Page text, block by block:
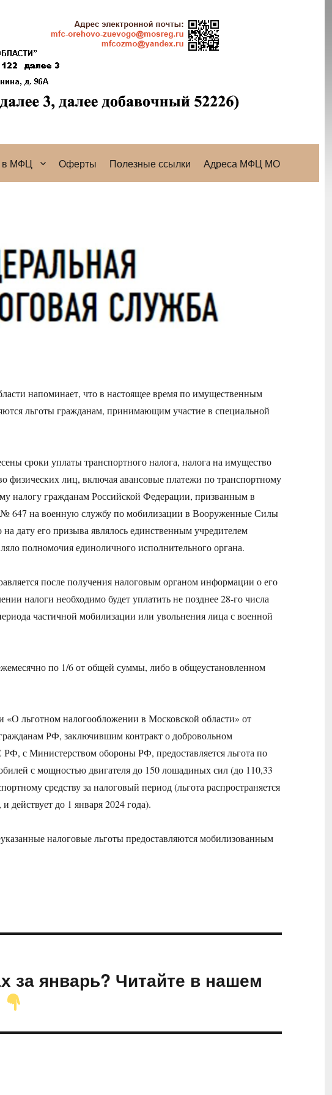
в МФЦ Оферты Полезные ссылки Адреса МФЦ МО
напоминает, что в настоящее время по имущественным
льготы гражданам, принимающим участие в специальной
сроки уплаты транспортного налога, налога на имущество
физических лиц, включая авансовые платежи по транспортному
налогу гражданам Российской Федерации, призванным в
№ 647 на военную службу по мобилизации в Вооруженные Силы
дату его призыва являлось единственным учредителем
полномочия единоличного исполнительного органа.
после получения налоговым органом информации о его
налоги необходимо будет уплатить не позднее 28-го числа
частичной мобилизации или увольнения лица с военной
по 1/6 от общей суммы, либо в общеустановленном
«О льготном налогообложении в Московской области» от
РФ, заключившим контракт о добровольном
с Министерством обороны РФ, предоставляется льгота по
с мощностью двигателя до 150 лошадиных сил (до 110,33
средству за налоговый период (льгота распространяется
действует до 1 января 2024 года).
налоговые льготы предоставляются мобилизованным
за январь? Читайте в нашем